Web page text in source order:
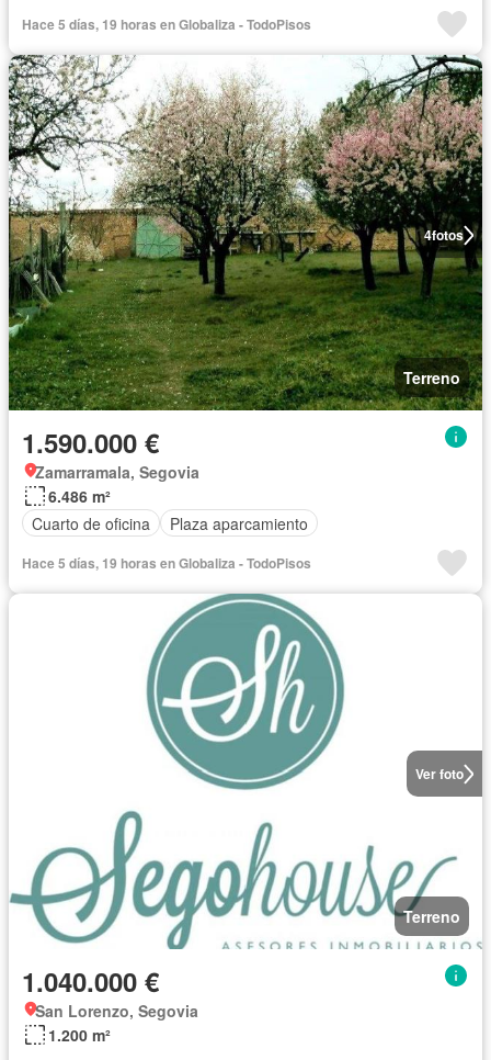
Hace 5 días, 19 horas en Globaliza - TodoPisos
4fotos
Terreno
1.590.000 €
Zamarramala, Segovia
6.486 m²
Cuarto de oficina
Plaza aparcamiento
Hace 5 días, 19 horas en Globaliza - TodoPisos
Ver foto
Terreno
1.040.000 €
San Lorenzo, Segovia
1.200 m²